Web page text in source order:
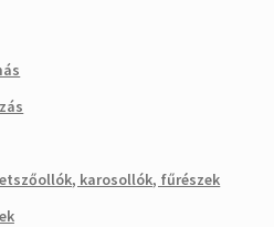
karosollók, fűrészek